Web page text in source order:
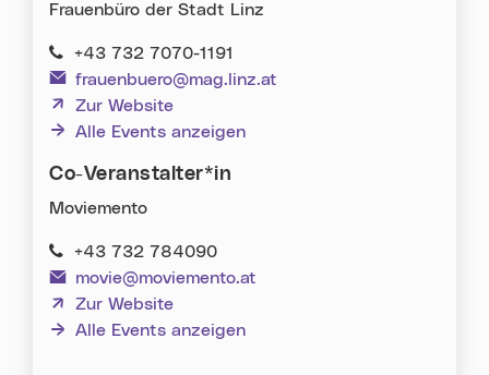
Frauenbüro der Stadt Linz
+43 732 7070-1191
frauenbuero@mag.linz.at
Zur Website
(neues Fenster)
Alle Events anzeigen
Co-Veranstalter*in
Moviemento
+43 732 784090
movie@moviemento.at
Zur Website
(neues Fenster)
Alle Events anzeigen